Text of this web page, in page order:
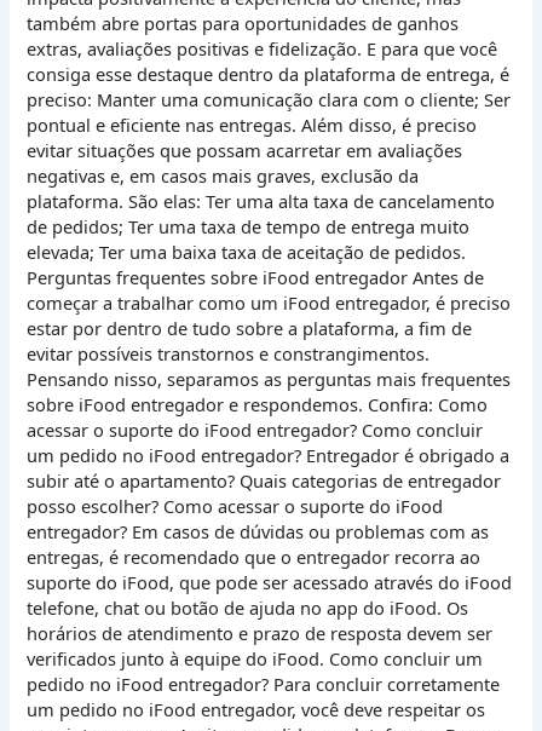
também abre portas para oportunidades de ganhos
extras, avaliações positivas e fidelização. E para que você
consiga esse destaque dentro da plataforma de entrega, é
preciso: Manter uma comunicação clara com o cliente; Ser
pontual e eficiente nas entregas. Além disso, é preciso
evitar situações que possam acarretar em avaliações
negativas e, em casos mais graves, exclusão da
plataforma. São elas: Ter uma alta taxa de cancelamento
de pedidos; Ter uma taxa de tempo de entrega muito
elevada; Ter uma baixa taxa de aceitação de pedidos.
Perguntas frequentes sobre iFood entregador Antes de
começar a trabalhar como um iFood entregador, é preciso
estar por dentro de tudo sobre a plataforma, a fim de
evitar possíveis transtornos e constrangimentos.
Pensando nisso, separamos as perguntas mais frequentes
sobre iFood entregador e respondemos. Confira: Como
acessar o suporte do iFood entregador? Como concluir
um pedido no iFood entregador? Entregador é obrigado a
subir até o apartamento? Quais categorias de entregador
posso escolher? Como acessar o suporte do iFood
entregador? Em casos de dúvidas ou problemas com as
entregas, é recomendado que o entregador recorra ao
suporte do iFood, que pode ser acessado através do iFood
telefone, chat ou botão de ajuda no app do iFood. Os
horários de atendimento e prazo de resposta devem ser
verificados junto à equipe do iFood. Como concluir um
pedido no iFood entregador? Para concluir corretamente
um pedido no iFood entregador, você deve respeitar os